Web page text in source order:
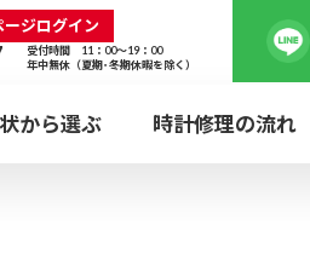
ージログイン
受付時間 11：00～19：00
年中無休（夏期･冬期休暇を除く）
から選ぶ 時計修理の流れ